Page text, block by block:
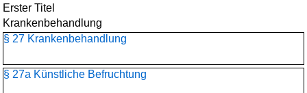
Erster Titel
Krankenbehandlung
§ 27 Krankenbehandlung
§ 27a Künstliche Befruchtung